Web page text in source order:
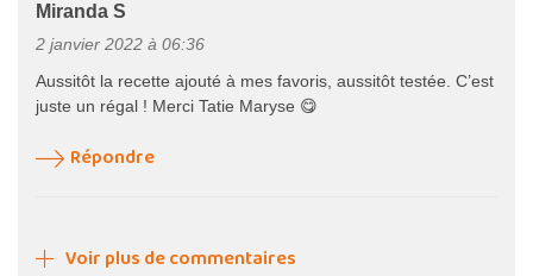
Miranda S
2 janvier 2022 à 06:36
Aussitôt la recette ajouté à mes favoris, aussitôt testée. C’est
juste un régal ! Merci Tatie Maryse 😋
Répondre
Voir plus de commentaires